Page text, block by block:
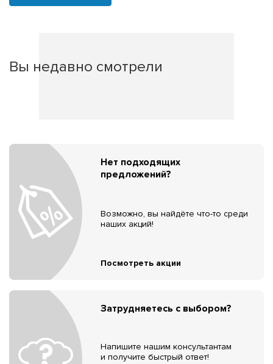
Вы недавно смотрели
Нет подходящих
предложений?
Возможно, вы найдёте что-то среди
наших акций!
Посмотреть акции
Затрудняетесь с выбором?
Напишите нашим консультантам
и получите быстрый ответ!